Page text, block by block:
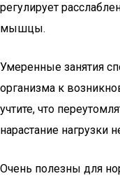
регулирует
мышцы.
Умеренные занятия
организма к
учтите, что
нарастание нагрузки
Очень полезны для